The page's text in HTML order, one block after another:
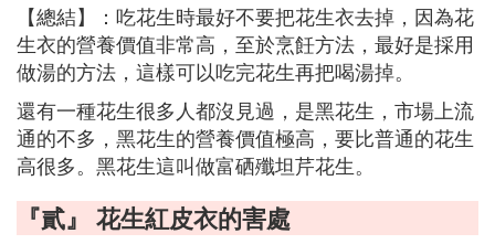
【總結】：吃花生時最好不要把花生衣去掉，因為花
生衣的營養價值非常高，至於烹飪方法，最好是採用
做湯的方法，這樣可以吃完花生再把喝湯掉。
還有一種花生很多人都沒見過，是黑花生，市場上流
通的不多，黑花生的營養價值極高，要比普通的花生
高很多。黑花生這叫做富硒殲坦芹花生。
『貳』 花生紅皮衣的害處